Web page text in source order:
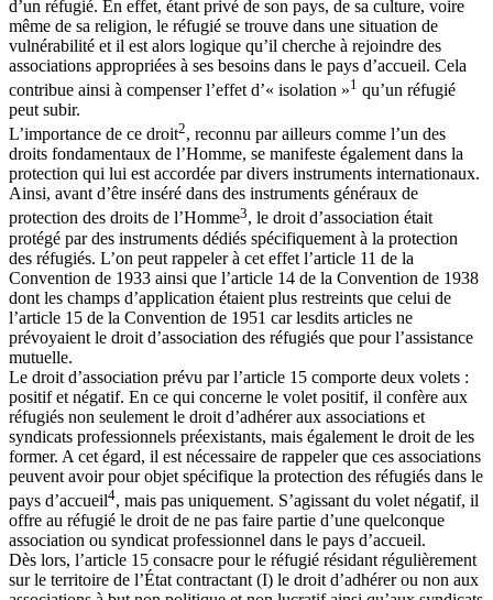
d’un réfugié. En effet, étant privé de son pays, de sa culture, voire
même de sa religion, le réfugié se trouve dans une situation de
vulnérabilité et il est alors logique qu’il cherche à rejoindre des
associations appropriées à ses besoins dans le pays d’accueil. Cela
contribue ainsi à compenser l’effet d’« isolation »1 qu’un réfugié
peut subir.
L’importance de ce droit2, reconnu par ailleurs comme l’un des
droits fondamentaux de l’Homme, se manifeste également dans la
protection qui lui est accordée par divers instruments internationaux.
Ainsi, avant d’être inséré dans des instruments généraux de
protection des droits de l’Homme3, le droit d’association était
protégé par des instruments dédiés spécifiquement à la protection
des réfugiés. L’on peut rappeler à cet effet l’article 11 de la
Convention de 1933 ainsi que l’article 14 de la Convention de 1938
dont les champs d’application étaient plus restreints que celui de
l’article 15 de la Convention de 1951 car lesdits articles ne
prévoyaient le droit d’association des réfugiés que pour l’assistance
mutuelle.
Le droit d’association prévu par l’article 15 comporte deux volets :
positif et négatif. En ce qui concerne le volet positif, il confère aux
réfugiés non seulement le droit d’adhérer aux associations et
syndicats professionnels préexistants, mais également le droit de les
former. A cet égard, il est nécessaire de rappeler que ces associations
peuvent avoir pour objet spécifique la protection des réfugiés dans le
pays d’accueil4, mais pas uniquement. S’agissant du volet négatif, il
offre au réfugié le droit de ne pas faire partie d’une quelconque
association ou syndicat professionnel dans le pays d’accueil.
Dès lors, l’article 15 consacre pour le réfugié résidant régulièrement
sur le territoire de l’État contractant (I) le droit d’adhérer ou non aux